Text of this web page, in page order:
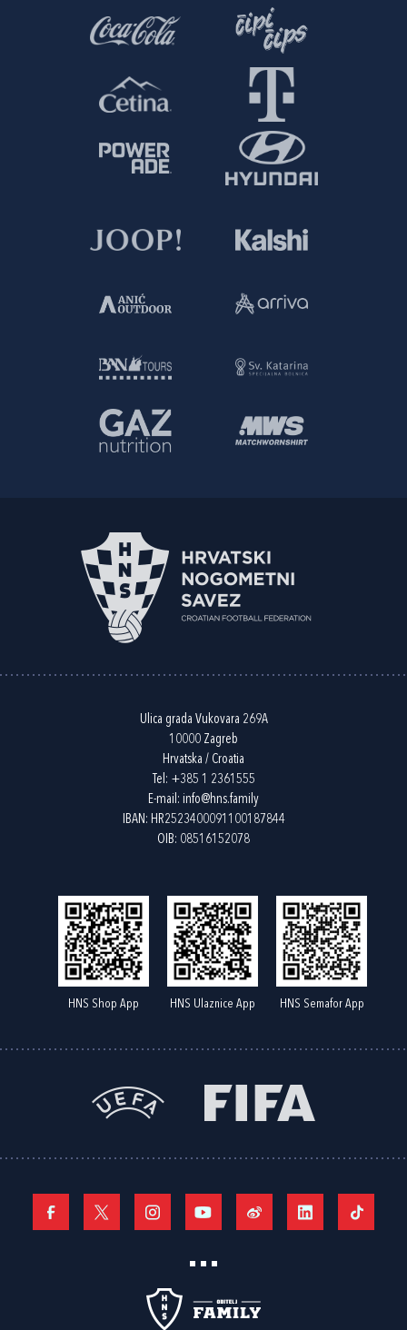
Ulica grada Vukovara 269A
10000 Zagreb
Hrvatska / Croatia
Tel: +385 1 2361555
E-mail: info@hns.family
IBAN: HR2523400091100187844
OIB: 08516152078
HNS Shop App HNS Ulaznice App HNS Semafor App